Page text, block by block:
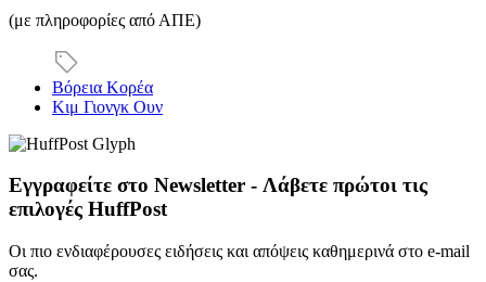
(με πληροφορίες από ΑΠΕ)
Βόρεια Κορέα
Κιμ Γιονγκ Ουν
Εγγραφείτε στο Newsletter - Λάβετε πρώτοι τις
επιλογές HuffPost
Οι πιο ενδιαφέρουσες ειδήσεις και απόψεις καθημερινά στο e-mail
σας.